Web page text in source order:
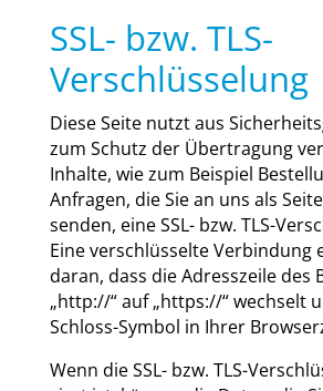
SSL- bzw. TLS-
Verschlüsselung
Die­se Sei­te nutzt aus
zum Schutz der Über­tra­gung
Inhal­te, wie zum Bei­spiel
Anfra­gen, die Sie an uns als
sen­den, eine SSL- bzw. TLS-
Eine ver­schlüs­sel­te Ver­bin­dung
dar­an, dass die Adress­zei­le des
„http://“ auf „https://“ wech­selt
Schloss-Sym­bol in Ihrer
Wenn die SSL- bzw. TLS-